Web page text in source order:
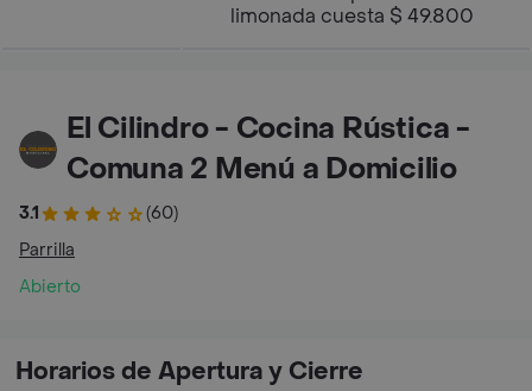
limonada cuesta $ 49.800
El Cilindro - Cocina Rústica -
Comuna 2 Menú a Domicilio
3.1
(60)
Parrilla
Abierto
Horarios de Apertura y Cierre